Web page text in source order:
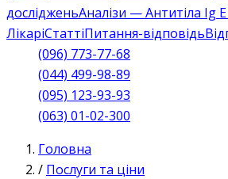
дослідженьАналізи — Антитіла Ig
ЛікаріСтаттіПитання-відповідь
(096) 773-77-68
(044) 499-98-89
(095) 123-93-93
(063) 01-02-300
Головна
/ Послуги та ціни